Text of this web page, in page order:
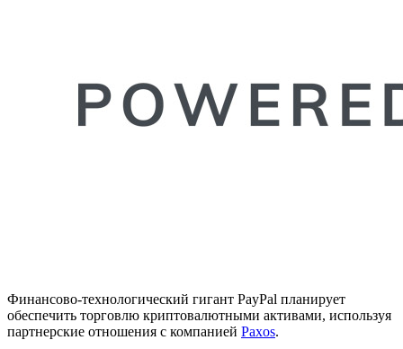
Финансово-технологический гигант PayPal планирует
обеспечить торговлю криптовалютными активами, используя
партнерские отношения с компанией Paxos.